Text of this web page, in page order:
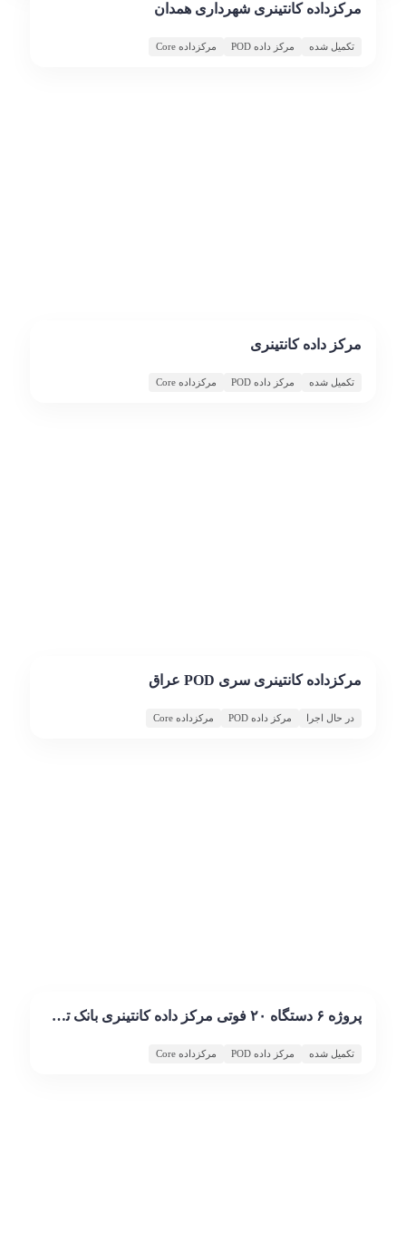
مرکزداده کانتینری شهرداری همدان
تکمیل شده مرکز داده POD مرکزداده Core
مرکز داده کانتینری
تکمیل شده مرکز داده POD مرکزداده Core
مرکزداده کانتینری سری POD عراق
در حال اجرا مرکز داده POD مرکزداده Core
پروژه ۶ دستگاه ۲۰ فوتی مرکز داده کانتینری بانک تجارت
تکمیل شده مرکز داده POD مرکزداده Core